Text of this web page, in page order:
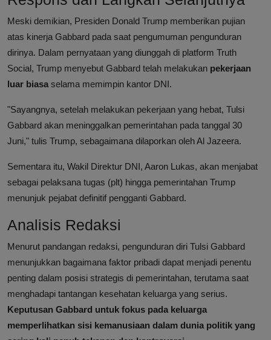
Meski demikian, Presiden Donald Trump memberikan pujian
atas kinerja Gabbard pada saat pengumuman pengunduran
dirinya. Dalam pernyataan yang diunggah di platform Truth
Social, Trump menyebut Gabbard telah melakukan pekerjaan
luar biasa selama memimpin kantor DNI.
"Sayangnya, setelah melakukan pekerjaan yang hebat, Tulsi
Gabbard akan meninggalkan pemerintahan pada tanggal 30
Juni," tulis Trump, sebagaimana dilaporkan oleh Al Jazeera.
Sementara itu, Wakil Direktur DNI, Aaron Lukas, akan menjabat
sebagai pelaksana tugas (plt) hingga pemerintahan Trump
menunjuk pejabat definitif pengganti Gabbard.
Analisis Redaksi
Menurut pandangan redaksi, pengunduran diri Tulsi Gabbard
menunjukkan bagaimana faktor pribadi dapat menjadi penentu
penting dalam posisi strategis di pemerintahan, terutama saat
menghadapi tantangan kesehatan keluarga yang serius.
Keputusan Gabbard untuk fokus pada keluarga
memperlihatkan sisi kemanusiaan dalam dunia politik yang